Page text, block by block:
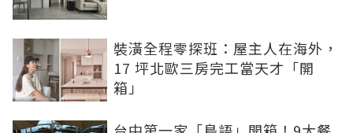
裝潢全程零探班：屋主人在海外，
17 坪北歐三房完工當天才「開
箱」